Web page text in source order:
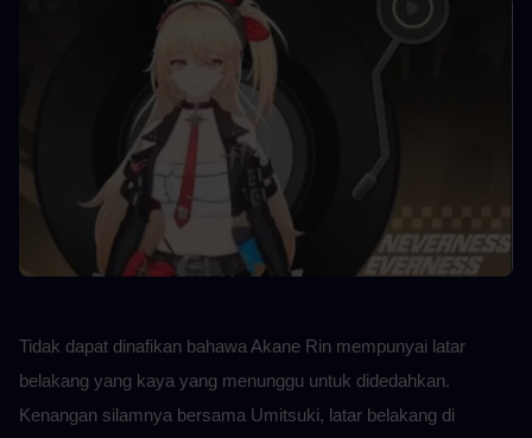
Tidak dapat dinafikan bahawa Akane Rin mempunyai latar
belakang yang kaya yang menunggu untuk didedahkan.
Kenangan silamnya bersama Umitsuki, latar belakang di